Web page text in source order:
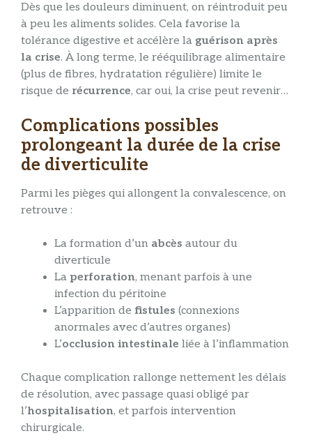
Dès que les douleurs diminuent, on réintroduit peu
à peu les aliments solides. Cela favorise la
tolérance digestive et accélère la guérison après
la crise. À long terme, le rééquilibrage alimentaire
(plus de fibres, hydratation régulière) limite le
risque de récurrence, car oui, la crise peut revenir…
Complications possibles
prolongeant la durée de la crise
de diverticulite
Parmi les pièges qui allongent la convalescence, on
retrouve :
La formation d’un abcès autour du
diverticule
La perforation, menant parfois à une
infection du péritoine
L’apparition de fistules (connexions
anormales avec d’autres organes)
L’occlusion intestinale liée à l’inflammation
Chaque complication rallonge nettement les délais
de résolution, avec passage quasi obligé par
l’hospitalisation, et parfois intervention
chirurgicale.